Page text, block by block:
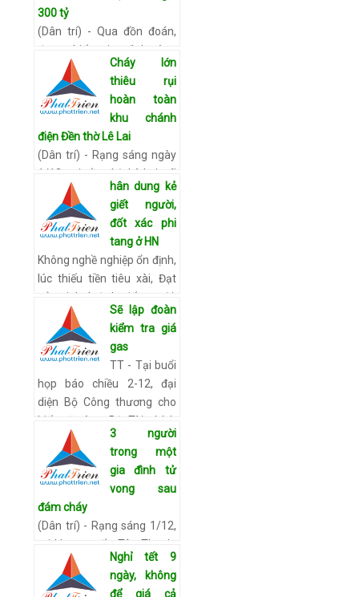
chi tiết
300 tỷ
(Dân trí) - Qua đồn đoán,
được biết gia đình ông
Thức có bộ lư đồng cổ đổi
màu quý hiếm, nhiều người
đã tìm đến hỏi mua, trả giá
tới 300 tỷ đồng. Ông … Xem
chi tiết
Cháy lớn
thiêu rụi
hoàn toàn
khu chánh
điện Đền thờ Lê Lai
(Dân trí) - Rạng sáng ngày
1/12, tại Đền thờ Lê Lai, xã
Kiên Thọ, huyện Ngọc Lặc
đã xảy ra một vụ cháy lớn.
Đám cháy lan nhanh đã
thiêu rụi toàn bộ k… Xem
chi tiết
hân dung kẻ
giết người,
đốt xác phi
tang ở HN
Không nghề nghiệp ổn định,
lúc thiếu tiền tiêu xài, Đạt
nảy sinh ý định giết người,
cướp tài sản rồi đốt xác phi
tang. Nảy sinh ý định sát
nhân Nhà …Xem chi tiết
Sẽ lập đoàn
kiểm tra giá
gas
TT - Tại buổi
họp báo chiều 2-12, đại
diện Bộ Công thương cho
biết sẽ cùng Bộ Tài chính
lập đoàn kiểm tra doanh
nghiệp kinh doanh gas để
xem xét yếu…
Xem chi tiết
3 người
trong một
gia đình tử
vong sau
đám cháy
(Dân trí) - Rạng sáng 1/12,
tại khu vực ấp Tân Thạnh,
thị trấn Long Bình, huyện
An Phú, (tỉnh An Giang) đã
Nghỉ tết 9
ngày, không
để giá cả